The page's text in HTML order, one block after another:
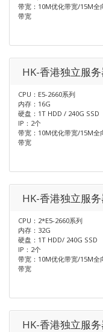
带宽：10M优化带宽/15M全
带宽
HK-香港独立服
CPU：E5-2660系列
内存：16G
硬盘：1T HDD / 240G SSD
IP：2个
带宽：10M优化带宽/15M全
带宽
HK-香港独立服
CPU：2*E5-2660系列
内存：32G
硬盘：1T HDD/ 240G SSD
IP：2个
带宽：10M优化带宽/15M全
带宽
HK-香港独立服